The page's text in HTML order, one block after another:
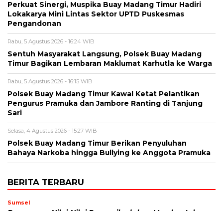
Perkuat Sinergi, Muspika Buay Madang Timur Hadiri
Lokakarya Mini Lintas Sektor UPTD Puskesmas
Pengandonan
Rabu, 5 Agustus 2026 - 16:24 WIB
Sentuh Masyarakat Langsung, Polsek Buay Madang
Timur Bagikan Lembaran Maklumat Karhutla ke Warga
Rabu, 5 Agustus 2026 - 16:15 WIB
Polsek Buay Madang Timur Kawal Ketat Pelantikan
Pengurus Pramuka dan Jambore Ranting di Tanjung
Sari
Selasa, 4 Agustus 2026 - 15:27 WIB
Polsek Buay Madang Timur Berikan Penyuluhan
Bahaya Narkoba hingga Bullying ke Anggota Pramuka
BERITA TERBARU
Sumsel